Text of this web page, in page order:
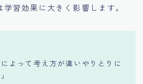
習効果に大きく影響します。
によって考え方が違いやりとりに